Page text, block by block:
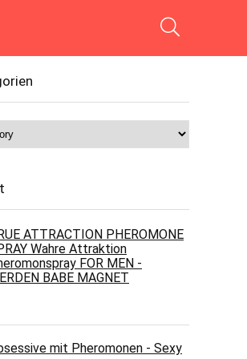
ATTRACTION PHEROMONE
Wahre Attraktion
FOR MEN -
BABE MAGNET
mit Pheromonen - Sexy